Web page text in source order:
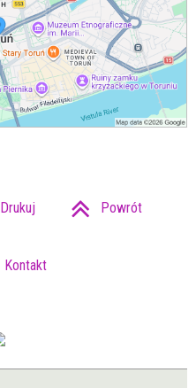
Drukuj Powrót
Kontakt